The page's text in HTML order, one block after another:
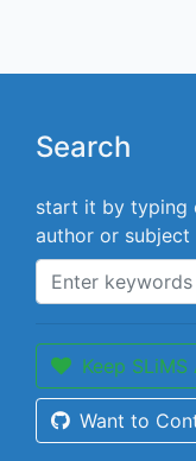
Search
start it by typing
author or subject
Keep SLiMS
Want to